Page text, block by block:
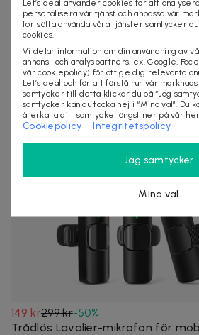
Andra som kollat på
på
149 kr299 kr-50%
Trådlös Lavalier-mikrofon för
Let’s deal använder cookies för att
personalisera vår tjänst och anpassa vår
fortsätta använda våra tjänster samtycker
cookies.
Vi delar information om din användning av
annons- och analyspartners, ex. Google,
vår cookiepolicy) för att ge dig relevanta
Let’s deal och för att förstå hur vår
samtycker till detta klickar du på “Jag
samtycker kan du tacka nej i “Mina val”. Du
återkalla ditt samtycke längst ner på vår
Cookiepolicy Integritetspolicy
Jag samtycker
Mina val